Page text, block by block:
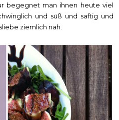
begegnet man ihnen heute viel
und süß und saftig und
ziemlich nah.